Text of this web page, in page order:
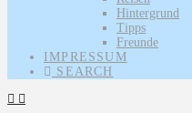
Hintergrund
Tipps
Freunde
IMPRESSUM
SEARCH